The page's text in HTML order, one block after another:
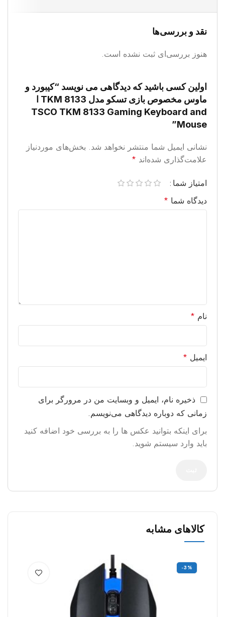
نقد و بررسی‌ها
هنوز بررسی‌ای ثبت نشده است.
اولین کسی باشید که دیدگاهی می نویسد “کیبورد و
TSCO TKM 8133 Gaming Keyboard and
Mouse”
نشانی ایمیل شما منتشر نخواهد شد. بخش‌های موردنیاز
علامت‌گذاری شده‌اند *
امتیاز شما
دیدگاه شما *
نام *
ایمیل *
ذخیره نام، ایمیل و وبسایت من در مرورگر برای
زمانی که دوباره دیدگاهی می‌نویسم.
برای اینکه بتوانید عکس ها را به بررسی خود اضافه کنید
باید وارد سیستم شوید.
کالاهای مشابه
-3%